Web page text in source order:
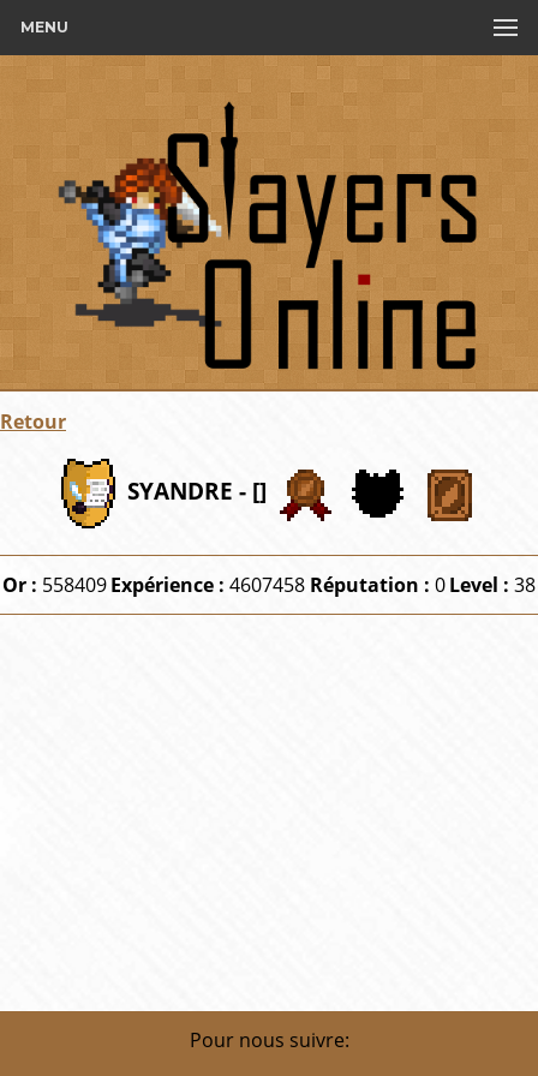
MENU
Retour
SYANDRE - []
Or : 558409Expérience :4607458 Réputation : 0Level :38
Pour nous suivre: